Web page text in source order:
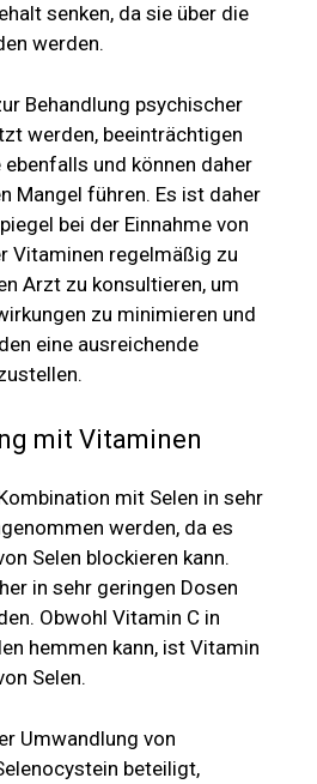
senken, da sie über die
werden.
Behandlung psychischer
werden, beeinträchtigen
und können daher
Mangel führen. Es ist daher
bei der Einnahme von
Vitaminen regelmäßig zu
Arzt zu konsultieren, um
zu minimieren und
eine ausreichende
mit Vitaminen
mit Selen in sehr
werden, da es
Selen blockieren kann.
in sehr geringen Dosen
Obwohl Vitamin C in
hemmen kann, ist Vitamin
Selen.
Umwandlung von
beteiligt,